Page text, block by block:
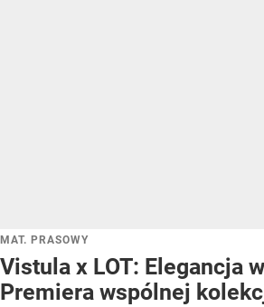
MAT. PRASOWY
Vistula x LOT: Elegancja
Premiera wspólnej